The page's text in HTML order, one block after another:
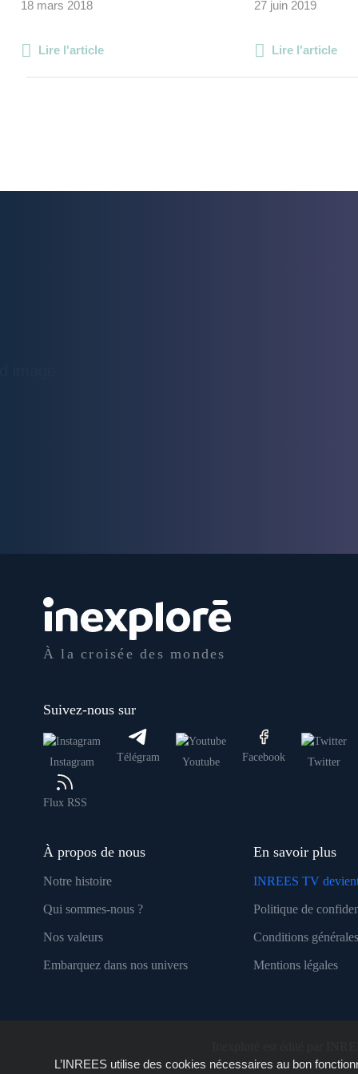
18 mars 2018
Lire l'article
27 juin 2019
Lire l'article
À la croisée des mondes
Suivez-nous sur
Instagram Télégram Youtube Facebook Twitter
Flux RSS
À propos de nous
Notre histoire
Qui sommes-nous ?
Nos valeurs
Embarquez dans nos univers
En savoir plus
INREES TV
Politique de
Conditions
Mentions légales
L’INREES utilise des cookies nécessaires au bon